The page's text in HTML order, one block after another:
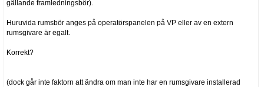
gällande framledningsbör).
Huruvida rumsbör anges på operatörspanelen på VP eller av en extern
rumsgivare är egalt.
Korrekt?
(dock går inte faktorn att ändra om man inte har en rumsgivare installerad